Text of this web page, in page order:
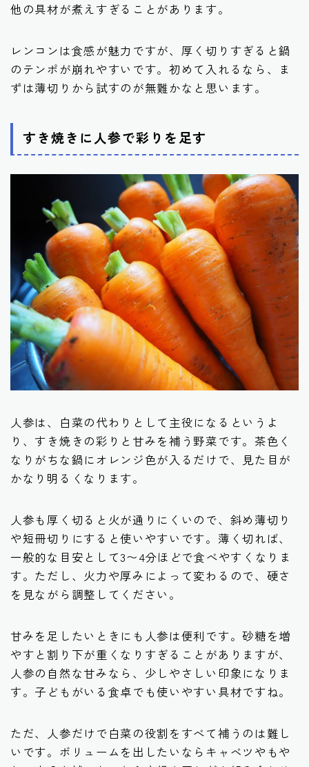
他の具材が煮えすぎることがあります。
レンコンは食感が魅力ですが、厚く切りすぎると鍋
のテンポが崩れやすいです。初めて入れるなら、ま
ずは薄切りから試すのが無難かなと思います。
すき焼きに人参で彩りを足す
人参は、白菜の代わりとして主役になるというよ
り、すき焼きの彩りと甘みを補う野菜です。茶色く
なりがちな鍋にオレンジ色が入るだけで、見た目が
かなり明るくなります。
人参も厚く切ると火が通りにくいので、斜め薄切り
や短冊切りにすると使いやすいです。薄く切れば、
一般的な目安として3〜4分ほどで食べやすくなりま
す。ただし、火力や厚みによって変わるので、硬さ
を見ながら調整してください。
甘みを足したいときにも人参は便利です。砂糖を増
やすと割り下が重くなりすぎることがありますが、
人参の自然な甘みなら、少しやさしい印象になりま
す。子どもがいる食卓でも使いやすい具材ですね。
ただ、人参だけで白菜の役割をすべて補うのは難し
いです。ボリュームを出したいならキャベツやもや